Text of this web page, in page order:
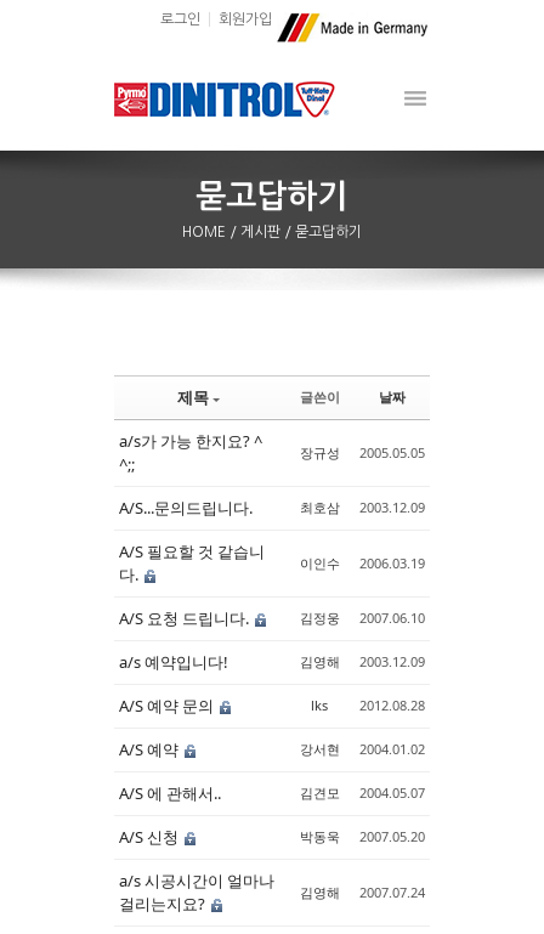
로그인 회원가입
HOME / 게시판 / 묻고답하기
제목 글쓴이 날짜
a/s가 가능 한지요? ^
^;;
장규성 2005.05.05
A/S...문의드립니다. 최호삼 2003.12.09
A/S 필요할 것 같습니
다.
이인수 2006.03.19
A/S 요청 드립니다. 김정웅 2007.06.10
a/s 예약입니다! 김영해 2003.12.09
A/S 예약 문의 lks 2012.08.28
A/S 예약 강서현 2004.01.02
A/S 에 관해서.. 김견모 2004.05.07
A/S 신청 박동욱 2007.05.20
a/s 시공시간이 얼마나
걸리는지요?
김영해 2007.07.24
Sketchbook5, 스케치북5
Sketchbook5, 스케치북5
Sketchbook5, 스케치북5
Sketchbook5, 스케치북5